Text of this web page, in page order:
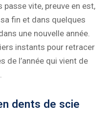
vite, preuve en est,
fin et dans quelques
une nouvelle année.
instants pour retracer
de l’année qui vient de
dents de scie